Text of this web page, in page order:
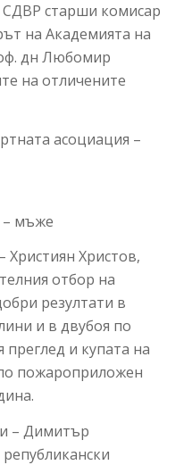
старши комисар
на Академията на
дн Любомир
на отличените
асоциация –
– мъже
Христов,
отбор на
резултати в
и в двубоя по
и купата на
пожароприложен
– Димитър